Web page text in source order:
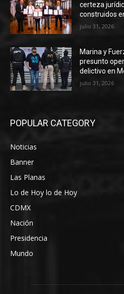
certeza
construidos
julio 31, 2026
Marina y
presunto
delictivo en
julio 31, 2026
POPULAR CATEGORY
Noticias
Banner
Las Planas
Lo de Hoy lo de Hoy
CDMX
Nación
Presidencia
Mundo